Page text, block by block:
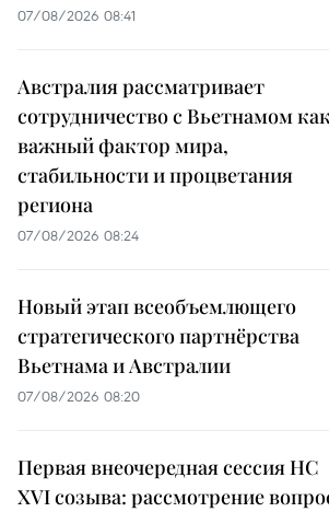
07/08/2026 08:41
Австралия рассматривает
сотрудничество с Вьетнамом как
важный фактор мира,
стабильности и процветания
региона
07/08/2026 08:24
Новый этап всеобъемлющего
стратегического партнёрства
Вьетнама и Австралии
07/08/2026 08:20
Первая внеочередная сессия НС
XVI созыва: рассмотрение